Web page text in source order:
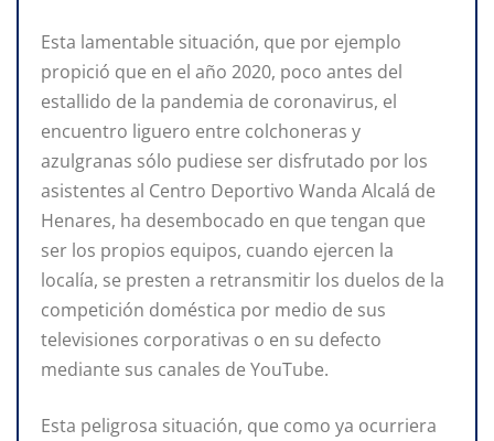
Esta lamentable situación, que por ejemplo
propició que en el año 2020, poco antes del
estallido de la pandemia de coronavirus, el
encuentro liguero entre colchoneras y
azulgranas sólo pudiese ser disfrutado por los
asistentes al Centro Deportivo Wanda Alcalá de
Henares, ha desembocado en que tengan que
ser los propios equipos, cuando ejercen la
localía, se presten a retransmitir los duelos de la
competición doméstica por medio de sus
televisiones corporativas o en su defecto
mediante sus canales de YouTube.
Esta peligrosa situación, que como ya ocurriera